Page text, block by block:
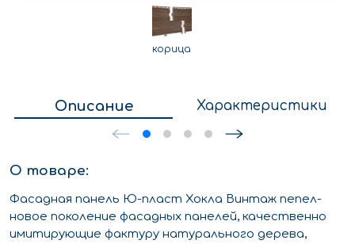
корица
Описание Характеристики
О товаре:
Фасадная панель Ю-пласт Хокла Винтаж пепел-
новое поколение фасадных панелей, качественно
имитирующие фактуру натурального дерева,